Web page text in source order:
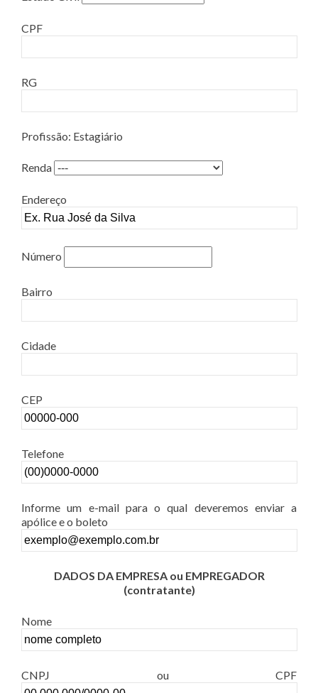
CPF
RG
Profissão: Estagiário
Renda
Endereço
Número
Bairro
Cidade
CEP
Telefone
Informe um e-mail para o qual deveremos enviar a
apólice e o boleto
DADOS DA EMPRESA ou EMPREGADOR
(contratante)
Nome
CNPJ ou CPF